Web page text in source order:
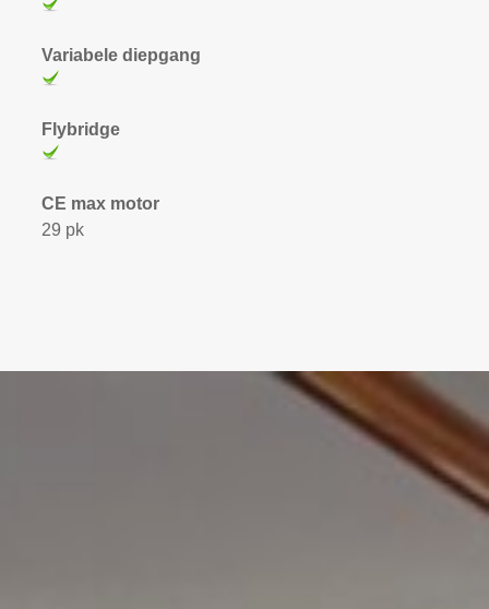
Variabele diepgang
Flybridge
CE max motor
29 pk